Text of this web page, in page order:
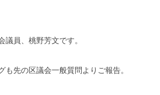
議員、桃野芳文です。
も先の区議会一般質問よりご報告。